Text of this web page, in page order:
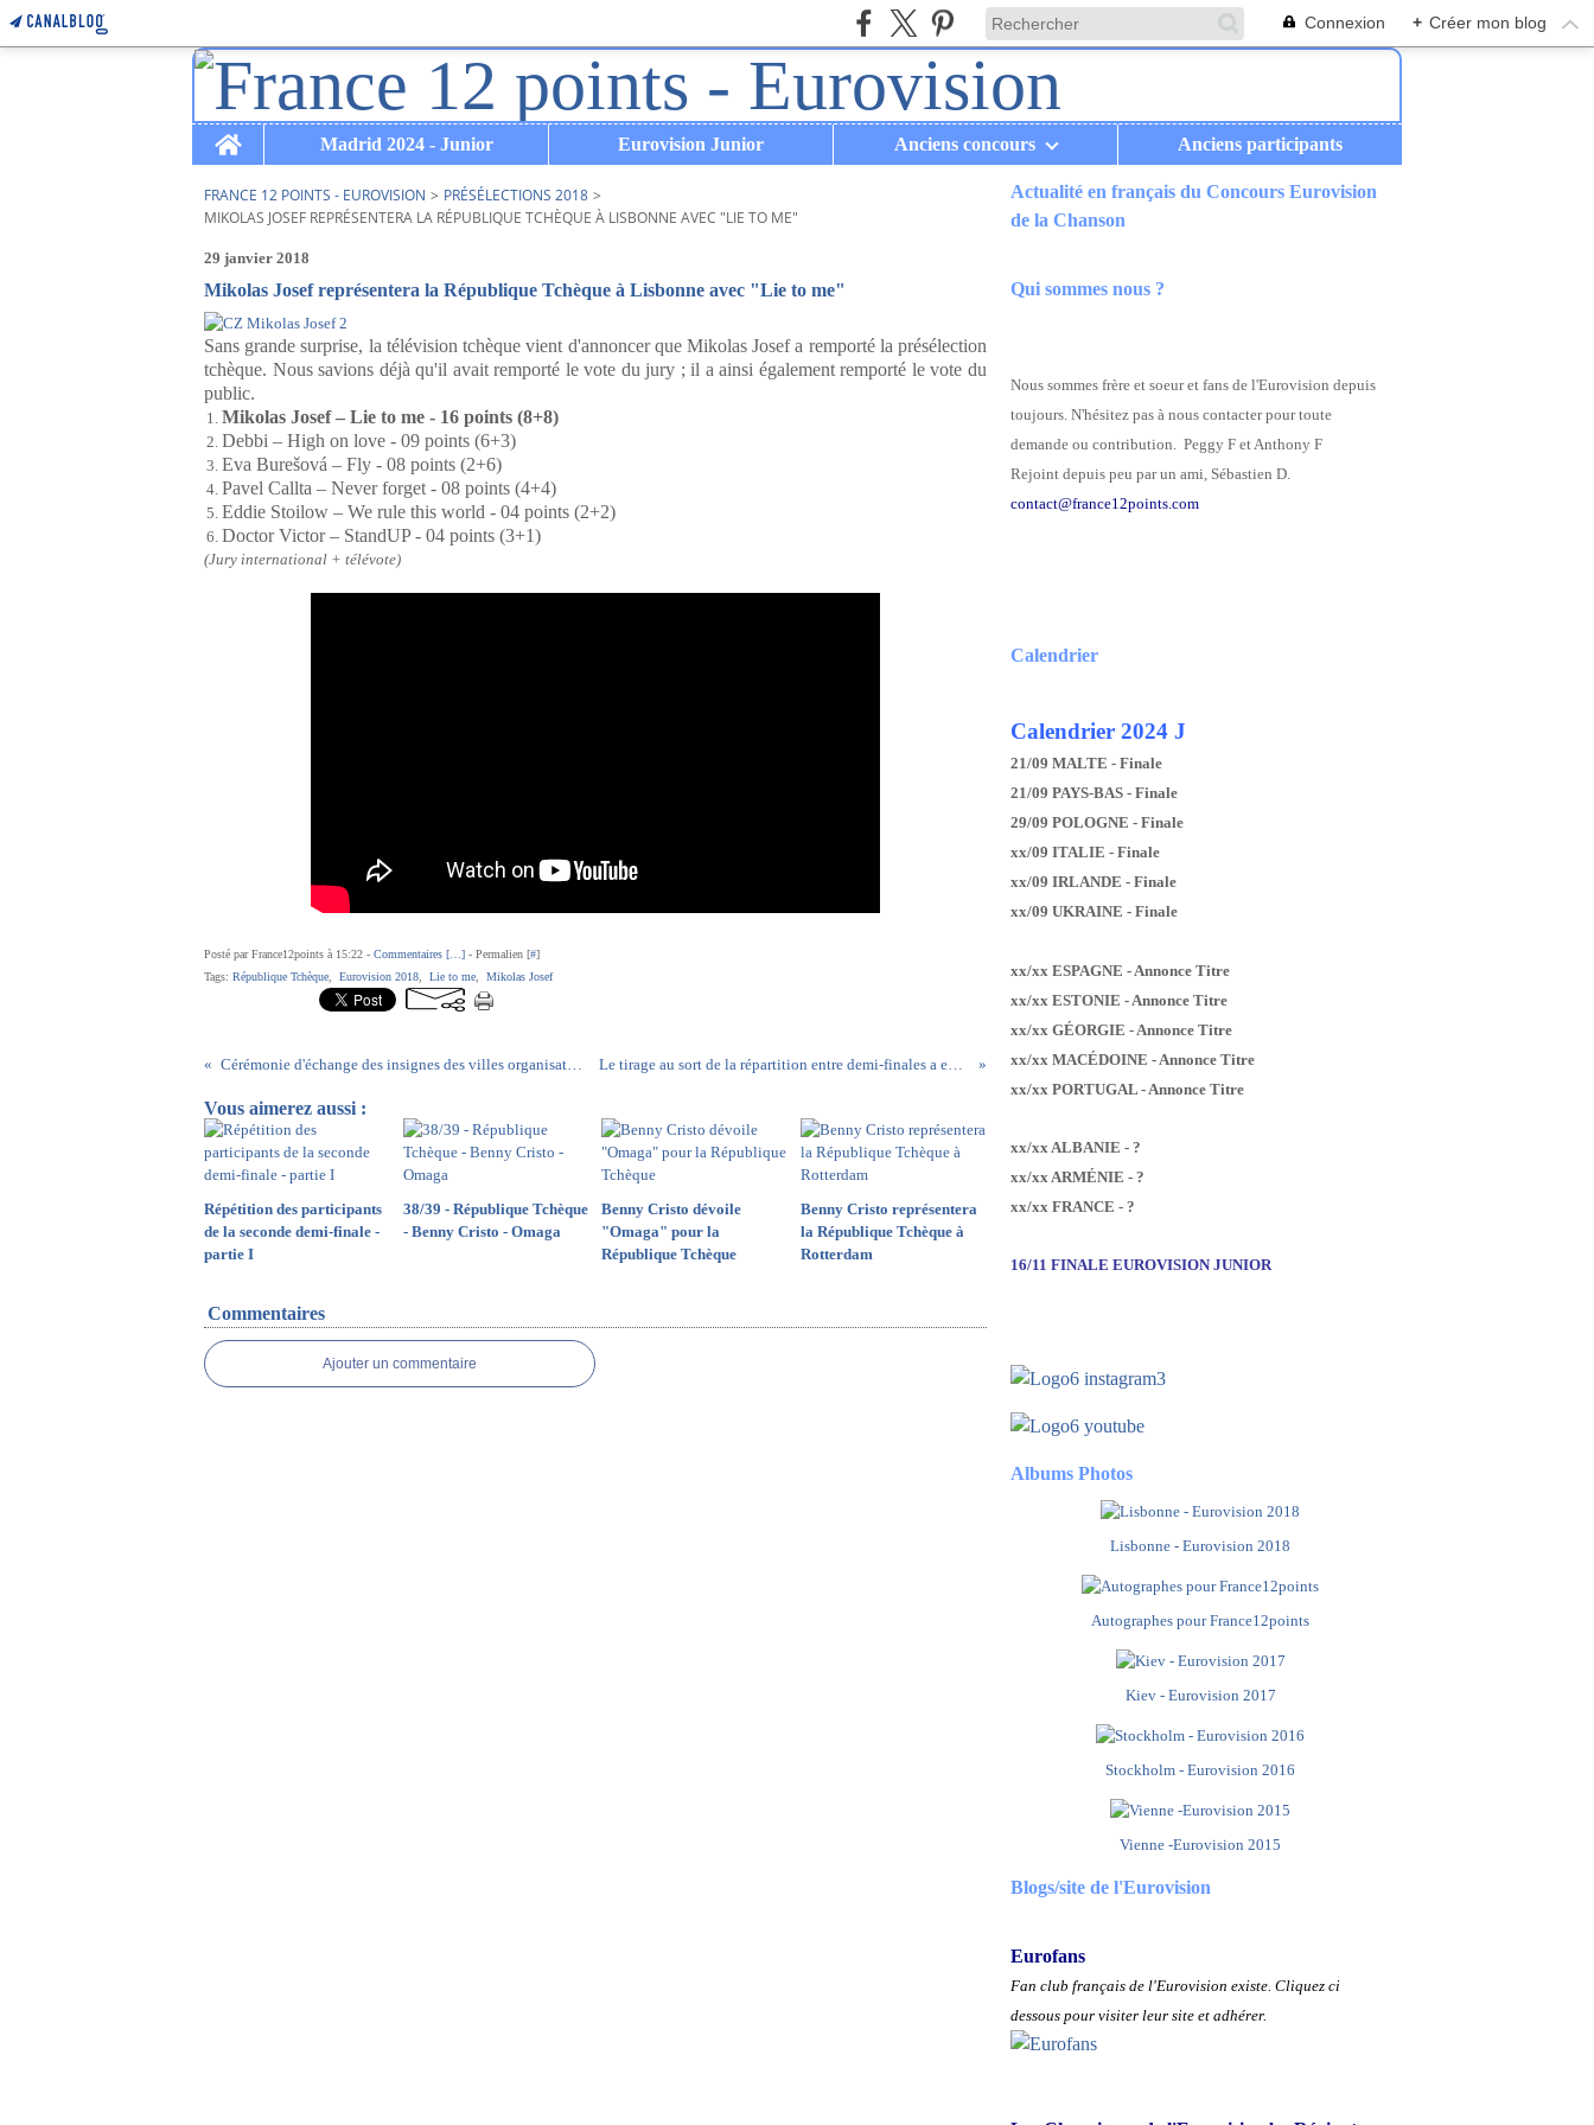
Connexion + Créer mon blog
Home
Madrid 2024 - Junior Eurovision Junior Anciens concours Anciens participants
FRANCE 12 POINTS - EUROVISION > PRÉSÉLECTIONS 2018 >
MIKOLAS JOSEF REPRÉSENTERA LA RÉPUBLIQUE TCHÈQUE À LISBONNE AVEC "LIE TO ME"
29 janvier 2018
Mikolas Josef représentera la République Tchèque à Lisbonne avec "Lie to me"
Sans grande surprise, la télévision tchèque vient d'annoncer que Mikolas Josef a remporté la présélection
tchèque. Nous savions déjà qu'il avait remporté le vote du jury ; il a ainsi également remporté le vote du
public.
Mikolas Josef – Lie to me - 16 points (8+8)
Debbi – High on love - 09 points (6+3)
Eva Burešová – Fly - 08 points (2+6)
Pavel Callta – Never forget - 08 points (4+4)
Eddie Stoilow – We rule this world - 04 points (2+2)
Doctor Victor – StandUP - 04 points (3+1)
(Jury international + télévote)
Posté par France12points à 15:22 - Commentaires [ ] - Permalien [#]
Tags: République Tchèque Eurovision 2018 Lie to me Mikolas Josef
Cérémonie d'échange des insignes des villes organisatrices Le tirage au sort de la répartition entre demi-finales a eu lieu
Vous aimerez aussi :
Répétition des participants
de la seconde demi-finale -
partie I
38/39 - République Tchèque
- Benny Cristo - Omaga
Benny Cristo dévoile
"Omaga" pour la
République Tchèque
Benny Cristo représentera
la République Tchèque à
Rotterdam
Commentaires
Ajouter un commentaire
Actualité en français du Concours Eurovision
de la Chanson
Qui sommes nous ?
Nous sommes frère et soeur et fans de l'Eurovision depuis
toujours. N'hésitez pas à nous contacter pour toute
demande ou contribution. Peggy F et Anthony F
Rejoint depuis peu par un ami, Sébastien D.
contact@france12points.com
Calendrier
Calendrier 2024 J
21/09 MALTE - Finale
21/09 PAYS-BAS - Finale
29/09 POLOGNE - Finale
xx/09 ITALIE - Finale
xx/09 IRLANDE - Finale
xx/09 UKRAINE - Finale
xx/xx ESPAGNE - Annonce Titre
xx/xx ESTONIE - Annonce Titre
xx/xx GÉORGIE - Annonce Titre
xx/xx MACÉDOINE - Annonce Titre
xx/xx PORTUGAL - Annonce Titre
xx/xx ALBANIE - ?
xx/xx ARMÉNIE - ?
xx/xx FRANCE - ?
16/11 FINALE EUROVISION JUNIOR
Albums Photos
Lisbonne - Eurovision 2018
Autographes pour France12points
Kiev - Eurovision 2017
Stockholm - Eurovision 2016
Vienne -Eurovision 2015
Blogs/site de l'Eurovision
Eurofans
Fan club français de l'Eurovision existe. Cliquez ci
dessous pour visiter leur site et adhérer.